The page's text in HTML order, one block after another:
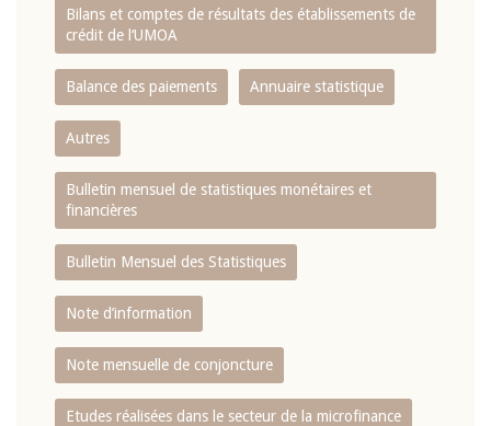
Bilans et comptes de résultats des établissements de
crédit de l‘UMOA
Balance des paiements Annuaire statistique
Autres
Bulletin mensuel de statistiques monétaires et
financières
Bulletin Mensuel des Statistiques
Note d’information
Note mensuelle de conjoncture
Etudes réalisées dans le secteur de la microfinance